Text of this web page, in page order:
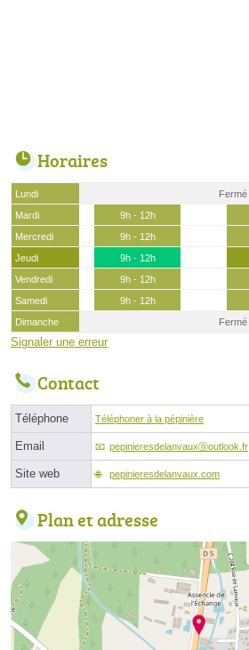
Horaires
Lundi
Fermé
Mardi
9h - 12h
Mercredi
9h - 12h
Jeudi
9h - 12h
Vendredi
9h - 12h
Samedi
9h - 12h
Dimanche
Fermé
Signaler une erreur
Contact
Téléphone Téléphoner à la pépinière
Email pepinieresdelanvauxⓐoutlook.fr
Site web pepinieresdelanvaux.com
Plan et adresse